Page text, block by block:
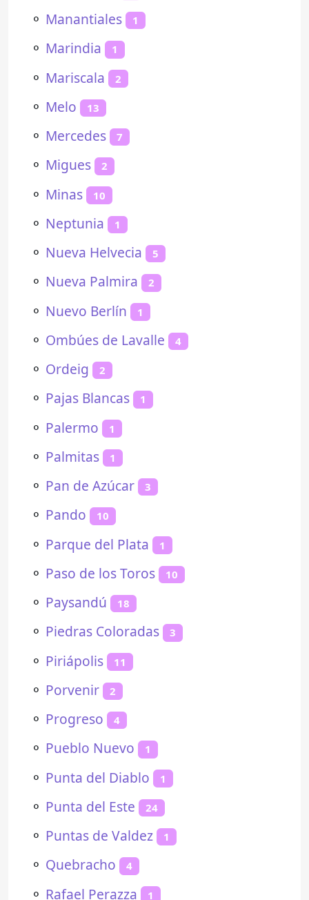
⚬ Manantiales 1
⚬ Marindia 1
⚬ Mariscala 2
⚬ Melo 13
⚬ Mercedes 7
⚬ Migues 2
⚬ Minas 10
⚬ Neptunia 1
⚬ Nueva Helvecia 5
⚬ Nueva Palmira 2
⚬ Nuevo Berlín 1
⚬ Ombúes de Lavalle 4
⚬ Ordeig 2
⚬ Pajas Blancas 1
⚬ Palermo 1
⚬ Palmitas 1
⚬ Pan de Azúcar 3
⚬ Pando 10
⚬ Parque del Plata 1
⚬ Paso de los Toros 10
⚬ Paysandú 18
⚬ Piedras Coloradas 3
⚬ Piriápolis 11
⚬ Porvenir 2
⚬ Progreso 4
⚬ Pueblo Nuevo 1
⚬ Punta del Diablo 1
⚬ Punta del Este 24
⚬ Puntas de Valdez 1
⚬ Quebracho 4
⚬ Rafael Perazza 1